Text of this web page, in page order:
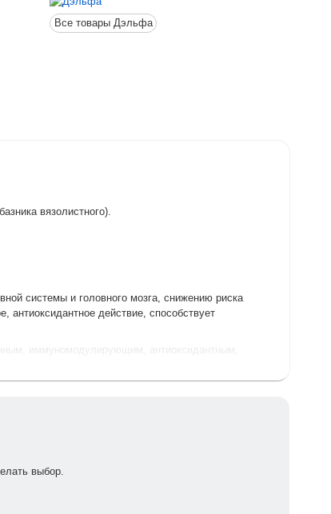
Все товары Дэльфа
вязолистного).
системы и головного мозга, снижению риска
антиоксидантное действие, способствует
иммуномодулирующим, антиоксидантным,
тканях;
болезни сердца, стенокардии, инфаркта
работоспособности и устойчивости к
выбор.